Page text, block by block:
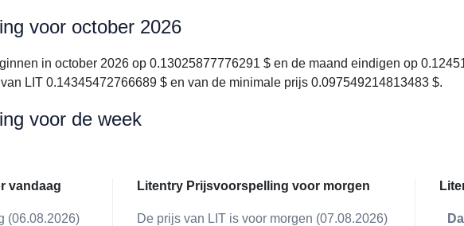
voor october 2026
in october 2026 op 0.13025877776291 $ en de maand eindigen op
LIT 0.14345472766689 $ en van de minimale prijs 0.097549214813483 $.
voor de week
vandaag
(06.08.2026)
Litentry Prijsvoorspelling voor morgen
De prijs van LIT is voor morgen (07.08.2026)